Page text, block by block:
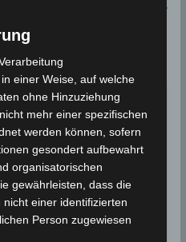
außergewöhnliche
werden in
in Tunesien
Weiterlesen
einer Weise, auf welche
ohne Hinzuziehung
mehr einer spezifischen
werden können, sofern
gesondert aufbewahrt
organisatorischen
gewährleisten, dass die
einer identifizierten
Person zugewiesen